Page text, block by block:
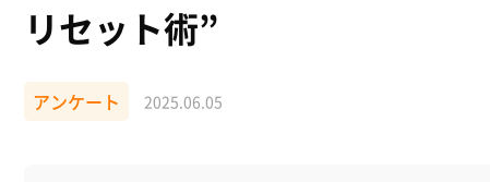
リセット術”
アンケート 2025.06.05